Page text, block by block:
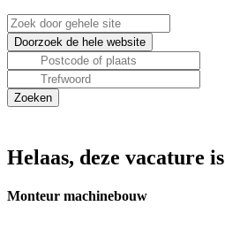
Helaas, deze vacature
Monteur machinebouw